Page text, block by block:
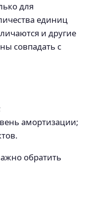
для
единиц
и другие
совпадать с
амортизации;
обратить